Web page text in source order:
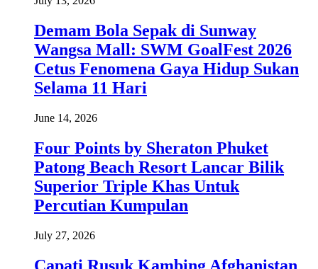
Demam Bola Sepak di Sunway
Wangsa Mall: SWM GoalFest 2026
Cetus Fenomena Gaya Hidup Sukan
Selama 11 Hari
June 14, 2026
Four Points by Sheraton Phuket
Patong Beach Resort Lancar Bilik
Superior Triple Khas Untuk
Percutian Kumpulan
July 27, 2026
Capati Rusuk Kambing Afghanistan